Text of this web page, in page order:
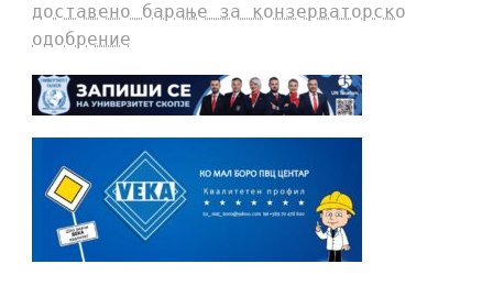
доставено барање за конзерваторско
одобрение